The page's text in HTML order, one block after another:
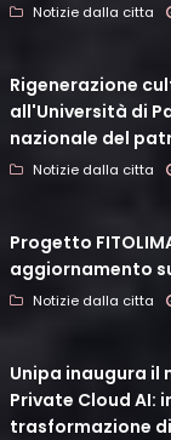
Notizie dalla citta
Rigenerazione
all'Università di
nazionale del
Notizie dalla citta
Progetto
aggiornamento
Notizie dalla citta
Unipa inaugura il
Private Cloud AI:
trasformazione